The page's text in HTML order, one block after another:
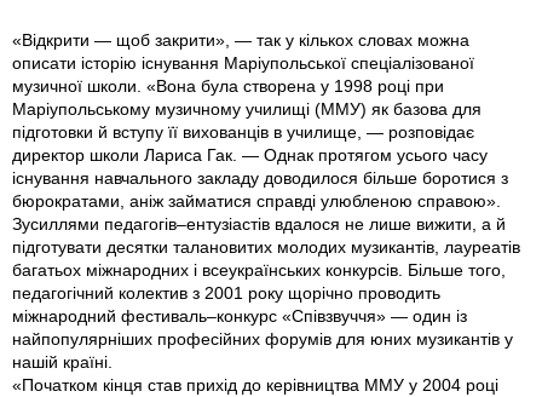
«Відкрити — щоб закрити», — так у кількох словах можна
описати історію існування Маріупольської спеціалізованої
музичної школи. «Вона була створена у 1998 році при
Маріупольському музичному училищі (ММУ) як базова для
підготовки й вступу її вихованців в училище, — розповідає
директор школи Лариса Гак. — Однак протягом усього часу
існування навчального закладу доводилося більше боротися з
бюрократами, аніж займатися справді улюбленою справою».
Зусиллями педагогів–ентузіастів вдалося не лише вижити, а й
підготувати десятки талановитих молодих музикантів, лауреатів
багатьох міжнародних і всеукраїнських конкурсів. Більше того,
педагогічний колектив з 2001 року щорічно проводить
міжнародний фестиваль–конкурс «Співзвуччя» — один із
найпопулярніших професійних форумів для юних музикантів у
нашій країні.
«Початком кінця став прихід до керівництва ММУ у 2004 році